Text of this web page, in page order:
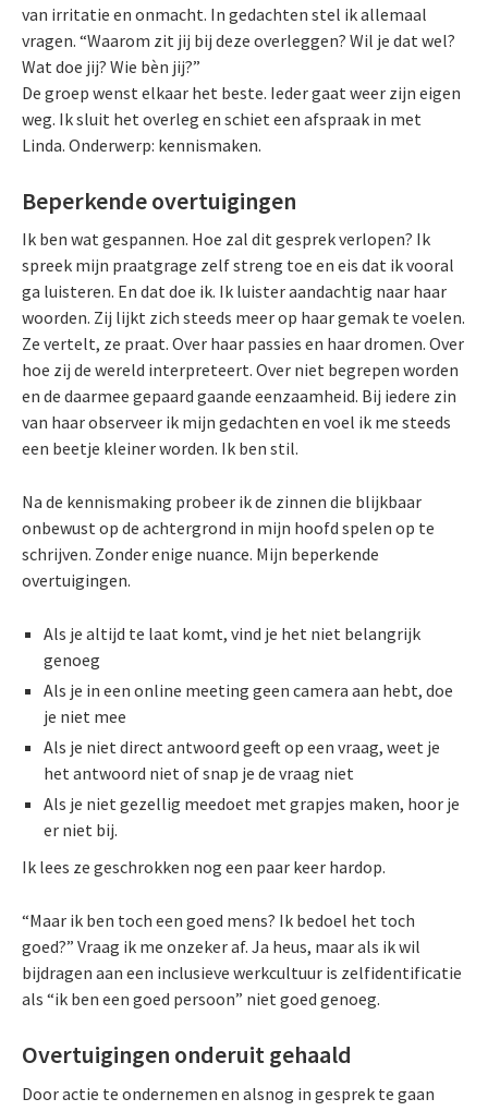
van irritatie en onmacht. In gedachten stel ik allemaal
vragen. “Waarom zit jij bij deze overleggen? Wil je dat wel?
Wat doe jij? Wie bèn jij?”
De groep wenst elkaar het beste. Ieder gaat weer zijn eigen
weg. Ik sluit het overleg en schiet een afspraak in met
Linda. Onderwerp: kennismaken.
Beperkende overtuigingen
Ik ben wat gespannen. Hoe zal dit gesprek verlopen? Ik
spreek mijn praatgrage zelf streng toe en eis dat ik vooral
ga luisteren. En dat doe ik. Ik luister aandachtig naar haar
woorden. Zij lijkt zich steeds meer op haar gemak te voelen.
Ze vertelt, ze praat. Over haar passies en haar dromen. Over
hoe zij de wereld interpreteert. Over niet begrepen worden
en de daarmee gepaard gaande eenzaamheid. Bij iedere zin
van haar observeer ik mijn gedachten en voel ik me steeds
een beetje kleiner worden. Ik ben stil.
Na de kennismaking probeer ik de zinnen die blijkbaar
onbewust op de achtergrond in mijn hoofd spelen op te
schrijven. Zonder enige nuance. Mijn beperkende
overtuigingen.
Als je altijd te laat komt, vind je het niet belangrijk
genoeg
Als je in een online meeting geen camera aan hebt, doe
je niet mee
Als je niet direct antwoord geeft op een vraag, weet je
het antwoord niet of snap je de vraag niet
Als je niet gezellig meedoet met grapjes maken, hoor je
er niet bij.
Ik lees ze geschrokken nog een paar keer hardop.
“Maar ik ben toch een goed mens? Ik bedoel het toch
goed?” Vraag ik me onzeker af. Ja heus, maar als ik wil
bijdragen aan een inclusieve werkcultuur is zelfidentificatie
als “ik ben een goed persoon” niet goed genoeg.
Overtuigingen onderuit gehaald
Door actie te ondernemen en alsnog in gesprek te gaan